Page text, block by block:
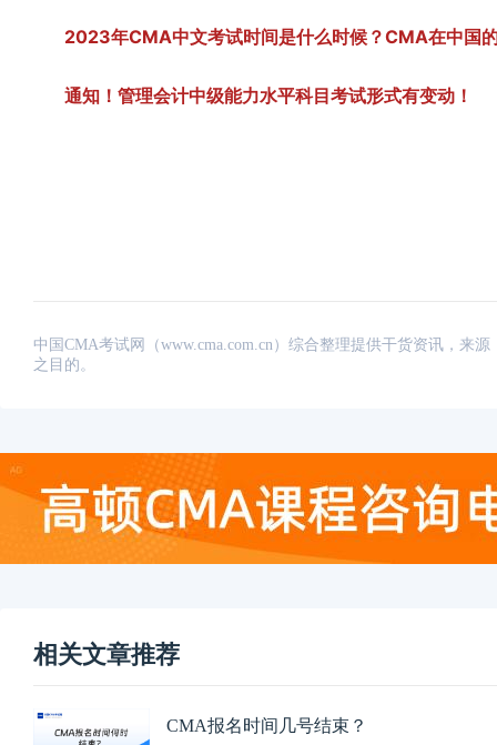
2023年CMA中文考试时间是什么时候？CMA在中国
通知！管理会计中级能力水平科目考试形式有变动！
中国CMA考试网（www.cma.com.cn）综合整理提供干货资讯，来
之目的。
相关文章推荐
CMA报名时间几号结束？